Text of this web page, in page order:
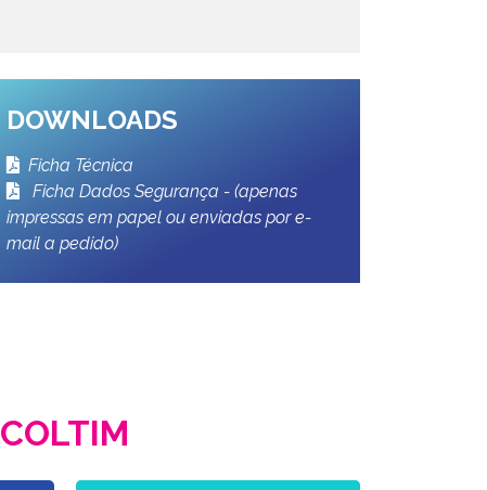
DOWNLOADS
Ficha Técnica
Ficha Dados Segurança - (apenas
impressas em papel ou enviadas por e-
mail a pedido)
COLTIM